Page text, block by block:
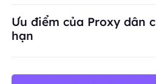
Ưu điểm của Proxy dân
hạn